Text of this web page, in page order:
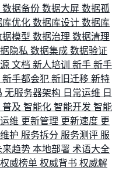
数据备份 数据大屏 数据孤
库优化 数据库设计 数据库
据模型 数据治理 数据清理
隐私 数据集成 数据验证
文档 新人培训 新手 新手
新手都会犯 新旧迁移 新特
无服务器架构 日常运维 日
普及 智能化 智能开发 智能
维 更新管理 更新速度 更
护 服务拆分 服务测评 服
来趋势 本地部署 术语大全
权威榜单 权威背书 权威解